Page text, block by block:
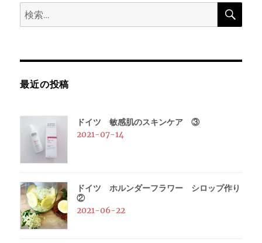
ョ
検
索:
検
最近の投稿
ドイツ 敏感肌のスキンケア ③
2021-07-14
ドイツ ホルンダーフラワー シロップ作り
②
2021-06-22